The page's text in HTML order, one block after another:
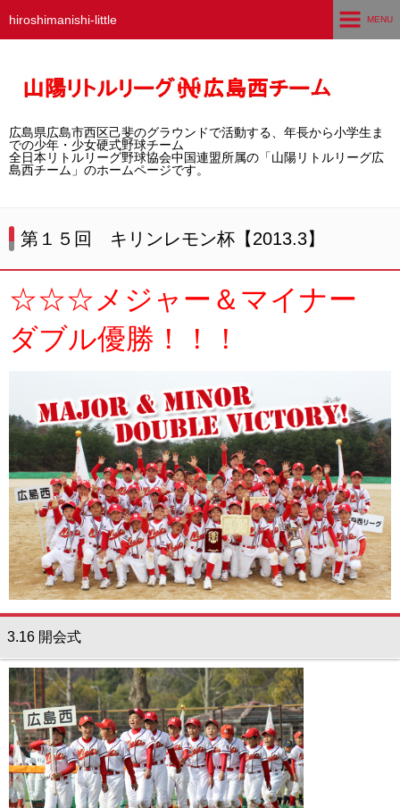
hiroshimanishi-little
広島県広島市西区己斐のグラウンドで活動する、年長から小学生ま
での少年・少女硬式野球チーム
全日本リトルリーグ野球協会中国連盟所属の「山陽リトルリーグ広
島西チーム」のホームページです。
MENU
広島西チームとは
選手募集／体験・見学
試合結果
想い出アルバム
ガンバレ！広島西ブログ
「体験」「見学」お申し込み／その他お問合わせ
寄付のお願い
質問コーナー Ｑ＆Ａ
リトルリーグについて
第１５回 キリンレモン杯【2013.3】
☆☆☆メジャー＆マイナー
ダブル優勝！！！
3.16 開会式